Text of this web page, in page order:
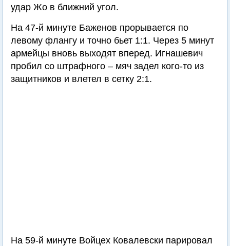
удар Жо в ближний угол.
На 47-й минуте Баженов прорывается по
левому флангу и точно бьет 1:1. Через 5 минут
армейцы вновь выходят вперед. Игнашевич
пробил со штрафного – мяч задел кого-то из
защитников и влетел в сетку 2:1.
На 59-й минуте Войцех Ковалевски парировал